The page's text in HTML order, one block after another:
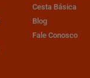
Cesta Básica
Blog
Fale Conosco